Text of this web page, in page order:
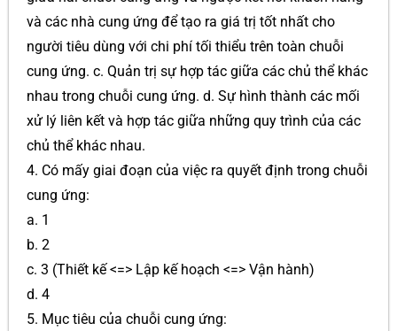
và các nhà cung ứng để tạo ra giá trị tốt nhất cho
người tiêu dùng với chi phí tối thiểu trên toàn chuỗi
cung ứng. c. Quản trị sự hợp tác giữa các chủ thể khác
nhau trong chuỗi cung ứng. d. Sự hình thành các mối
xử lý liên kết và hợp tác giữa những quy trình của các
chủ thể khác nhau.
4. Có mấy giai đoạn của việc ra quyết định trong chuỗi
cung ứng:
a. 1
b. 2
c. 3 (Thiết kế <=> Lập kế hoạch <=> Vận hành)
d. 4
5. Mục tiêu của chuỗi cung ứng: